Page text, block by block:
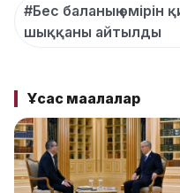
#Бес баланың өмірін
шыққаны айтылды
Ұқсас мақалалар